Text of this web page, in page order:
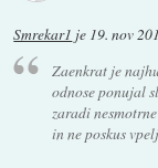
Smrekar1 je 19. nov
Zaenkrat je
odnoseponujal
zaradi
in ne poskus